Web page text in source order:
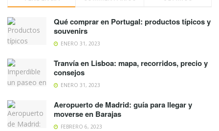
Qué comprar en Portugal: productos típicos y
souvenirs
ENERO 31, 2023
Tranvía en Lisboa: mapa, recorridos, precio y
consejos
ENERO 31, 2023
Aeropuerto de Madrid: guía para llegar y
moverse en Barajas
FEBRERO 6, 2023